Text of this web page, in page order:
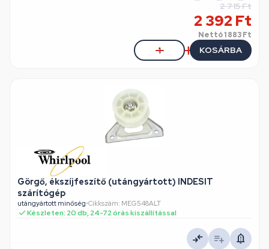
2 715 Ft
2 392 Ft
Nettó1 883 Ft
KOSÁRBA
Görgő, ékszíjfeszítő (utángyártott) INDESIT
szárítógép
utángyártott minőség•Cikkszám: MEG548ALT
Készleten: 20 db, 24-72 órás kiszállítással